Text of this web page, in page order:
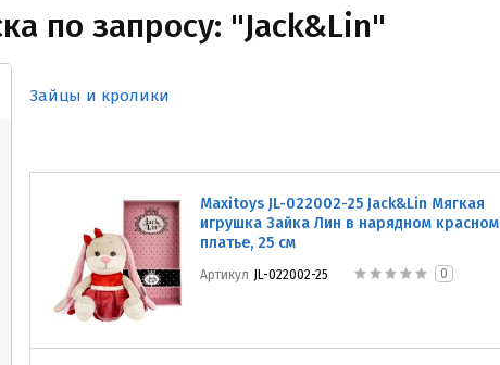
по запросу: "Jack&Lin"
Зайцы и кролики
Maxitoys JL-022002-25 Jack&Lin Мягкая
игрушка Зайка Лин в нарядном красном
платье, 25 см
Артикул JL-022002-25 0